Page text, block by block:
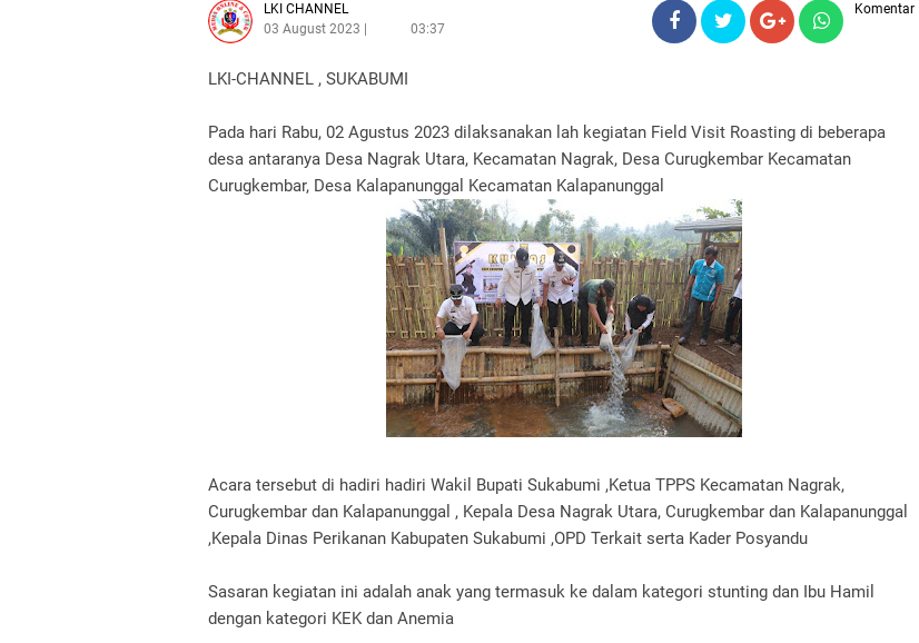
LKI CHANNEL
03 August 2023
03:37
Komentar
LKI-CHANNEL , SUKABUMI
Pada hari Rabu, 02 Agustus 2023 dilaksanakan lah kegiatan Field Visit Roasting di beberapa
desa antaranya Desa Nagrak Utara, Kecamatan Nagrak, Desa Curugkembar Kecamatan
Curugkembar, Desa Kalapanunggal Kecamatan Kalapanunggal
Acara tersebut di hadiri hadiri Wakil Bupati Sukabumi ,Ketua TPPS Kecamatan Nagrak,
Curugkembar dan Kalapanunggal , Kepala Desa Nagrak Utara, Curugkembar dan Kalapanunggal
,Kepala Dinas Perikanan Kabupaten Sukabumi ,OPD Terkait serta Kader Posyandu
Sasaran kegiatan ini adalah anak yang termasuk ke dalam kategori stunting dan Ibu Hamil
dengan kategori KEK dan Anemia